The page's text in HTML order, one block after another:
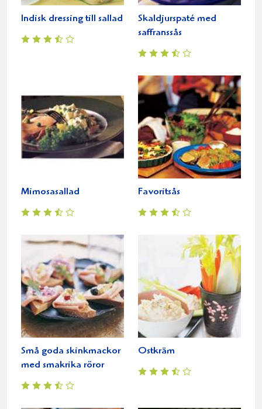
Indisk dressing till sallad
Skaldjurspaté med
saffranssås
Mimosasallad Favoritsås
Små goda skinkmackor
med smakrika röror
Ostkräm